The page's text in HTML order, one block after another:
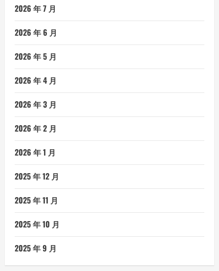
2026 年 7 月
2026 年 6 月
2026 年 5 月
2026 年 4 月
2026 年 3 月
2026 年 2 月
2026 年 1 月
2025 年 12 月
2025 年 11 月
2025 年 10 月
2025 年 9 月